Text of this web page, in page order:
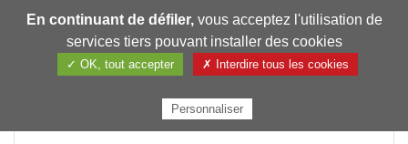
Pharmechange
En continuant de défiler,vous acceptez l'utilisation de
services tiers pouvant installer des cookies
✓ OK, tout accepter ✗ Interdire tous les cookies
Personnaliser